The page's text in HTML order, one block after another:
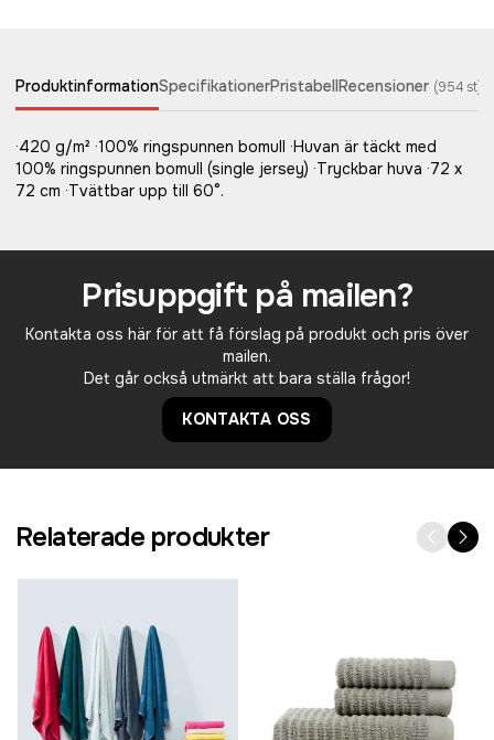
ProduktinformationSpecifikationerPristabellRecensioner (954 st)
·420 g/m² ·100% ringspunnen bomull ·Huvan är täckt med
100% ringspunnen bomull (single jersey) ·Tryckbar huva ·72 x
72 cm ·Tvättbar upp till 60°.
Prisuppgift på mailen?
Kontakta oss här för att få förslag på produkt och pris över
mailen.
Det går också utmärkt att bara ställa frågor!
KONTAKTA OSS
Relaterade produkter